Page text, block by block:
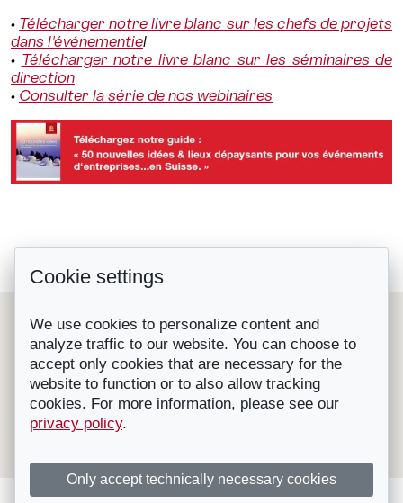
• Télécharger notre livre blanc sur les chefs de projets
dans l'événementiel
• Télécharger notre livre blanc sur les séminaires de
direction
• Consulter la série de nos webinaires
Le Château de Bossey, un écrin...
Le Suisse Convention Bureau (SCIB) est une organisation
nationale à but non lucratif qui représente les principales
destinations et prestataires de congrès, séminaires et
incentives en Suisse.
Affilié à l'OT Suisse, il fournit gratuitement des conseils et
de l'aide pour l'organisation de congrès, convention,
séminaires, incentives, voyages RP etc. en Suisse.
Contactez-nous|
Cookie settings
We use cookies to personalize content and
analyze traffic to our website. You can choose to
accept only cookies that are necessary for the
website to function or to also allow tracking
cookies. For more information, please see our
privacy policy.
Only accept technically necessary cookies